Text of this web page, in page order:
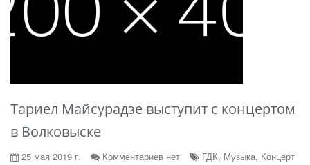
Тариел Майсурадзе выступит с концертом
в Волковыске
25 мая 2019 г. Комментариев нет
ГДК, Музыка, Концерт